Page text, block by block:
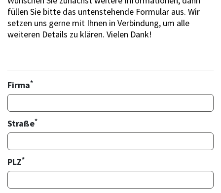
füllen Sie bitte das untenstehende Formular aus. Wir
setzen uns gerne mit Ihnen in Verbindung, um alle
weiteren Details zu klären. Vielen Dank!
Firma*
Straße*
PLZ*